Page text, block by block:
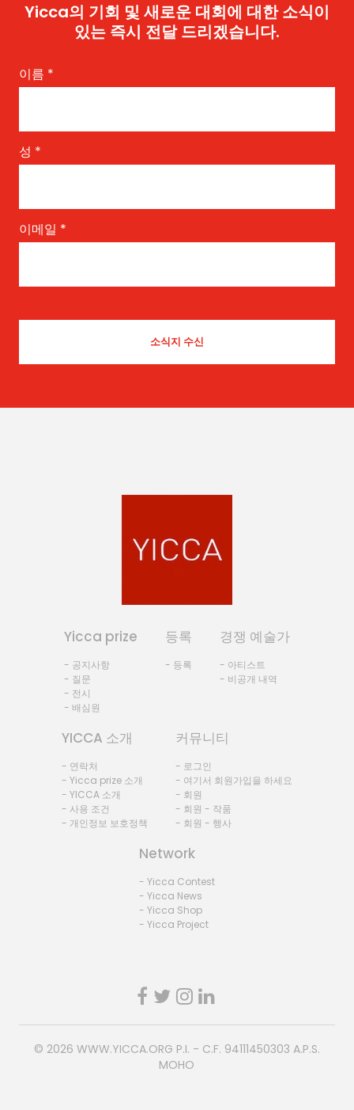
Yicca의 기회 및 새로운 대회에 대한 소식이
있는 즉시 전달 드리겠습니다.
이름 *
성 *
이메일 *
Yicca prize
- 공지사항
- 질문
- 전시
- 배심원
등록
- 등록
경쟁 예술가
- 아티스트
- 비공개 내역
YICCA 소개
- 연락처
- Yicca prize 소개
- YICCA 소개
- 사용 조건
- 개인정보 보호정책
커뮤니티
- 로그인
- 여기서 회원가입을 하세요
- 회원
- 회원 - 작품
- 회원 - 행사
Network
- Yicca Contest
- Yicca News
- Yicca Shop
- Yicca Project
© 2026 WWW.YICCA.ORG P.I. - C.F. 94111450303 A.P.S.
MOHO